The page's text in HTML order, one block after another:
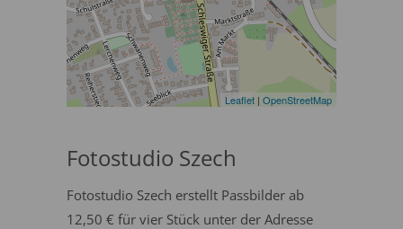
Leaflet | OpenStreetMap
Fotostudio Szech
Fotostudio Szech erstellt Passbilder ab
12,50 € für vier Stück unter der Adresse